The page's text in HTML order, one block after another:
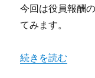
今回は役員報酬
てみます。
“給与の178万円
続きを読む